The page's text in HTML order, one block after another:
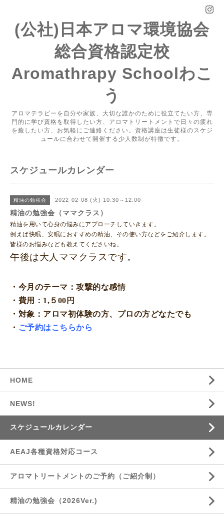
(公社)日本アロマ環境協会
総合資格認定校
Aromathrapy Schoolわこ
う
アロマテラピーを自分や家族、大切な誰かのために役立てたい方、専
門的に学び資格を取得したい方、アロマトリートメントで日々の疲れ
を癒したい方、お気軽にご連絡ください。資格講座は生徒様のスケジ
ュールに合わせて開催する少人数制が特徴です。
スケジュールカレンダー
精油の勉強会 2022-02-08 (火) 10:30～12:00
精油の勉強会（ママクラス）
精油を用いて心身の悩みにアプローチしていきます。
例えば快眠、安眠におすすめの精油、その使い方などをご紹介します。
皆様のお悩みなども教えてくださいね。
午後は大人ママクラスです。
・今月のテーマ：攻撃的な感情
・費用：1,５00円
・対象：アロマ初体験の方、プロの方どなたでも
・ ご予約はこちらから
HOME
NEWS!
スケジュールカレンダー
AEAJ各種資格対応コース
アロマトリートメントのご予約（ご紹介制）
精油の勉強会（2026Ver.)